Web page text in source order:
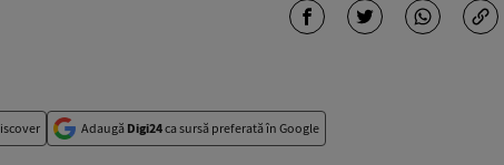
Adaugă Digi24ca sursă preferată în Google